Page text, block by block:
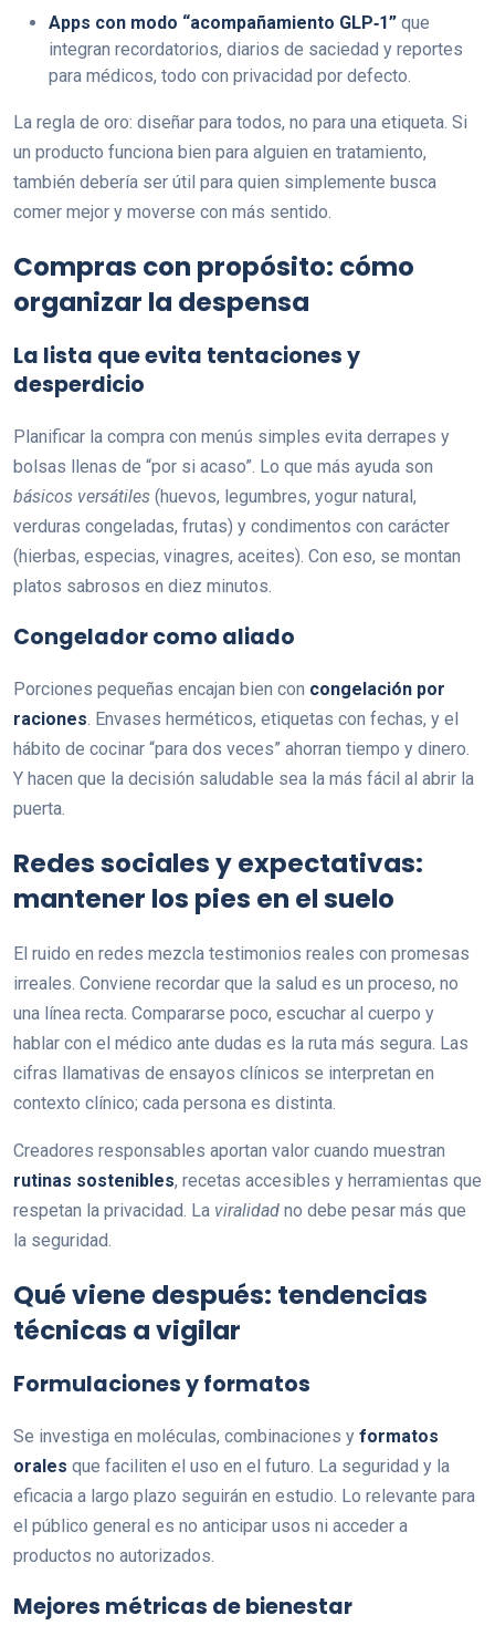
Apps con modo “acompañamiento GLP‑1” que
integran recordatorios, diarios de saciedad y reportes
para médicos, todo con privacidad por defecto.
La regla de oro: diseñar para todos, no para una etiqueta. Si
un producto funciona bien para alguien en tratamiento,
también debería ser útil para quien simplemente busca
comer mejor y moverse con más sentido.
Compras con propósito: cómo
organizar la despensa
La lista que evita tentaciones y
desperdicio
Planificar la compra con menús simples evita derrapes y
bolsas llenas de “por si acaso”. Lo que más ayuda son
básicos versátiles (huevos, legumbres, yogur natural,
verduras congeladas, frutas) y condimentos con carácter
(hierbas, especias, vinagres, aceites). Con eso, se montan
platos sabrosos en diez minutos.
Congelador como aliado
Porciones pequeñas encajan bien con congelación por
raciones . Envases herméticos, etiquetas con fechas, y el
hábito de cocinar “para dos veces” ahorran tiempo y dinero.
Y hacen que la decisión saludable sea la más fácil al abrir la
puerta.
Redes sociales y expectativas:
mantener los pies en el suelo
El ruido en redes mezcla testimonios reales con promesas
irreales. Conviene recordar que la salud es un proceso, no
una línea recta. Compararse poco, escuchar al cuerpo y
hablar con el médico ante dudas es la ruta más segura. Las
cifras llamativas de ensayos clínicos se interpretan en
contexto clínico; cada persona es distinta.
Creadores responsables aportan valor cuando muestran
rutinas sostenibles, recetas accesibles y herramientas que
respetan la privacidad. La viralidad no debe pesar más que
la seguridad.
Qué viene después: tendencias
técnicas a vigilar
Formulaciones y formatos
Se investiga en moléculas, combinaciones y formatos
orales que faciliten el uso en el futuro. La seguridad y la
eficacia a largo plazo seguirán en estudio. Lo relevante para
el público general es no anticipar usos ni acceder a
productos no autorizados.
Mejores métricas de bienestar